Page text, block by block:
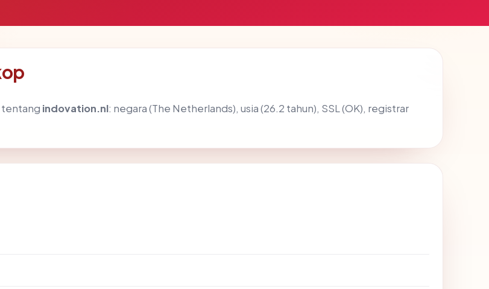
tentang indovation.nl: negara (The Netherlands), usia (26.2 tahun), SSL (OK), registrar